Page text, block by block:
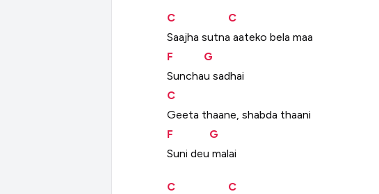
C
C
Saajha sutna aateko bela maa
F
G
Sunchau sadhai
C
Geeta thaane, shabda thaani
F
G
Suni deu malai
C
C